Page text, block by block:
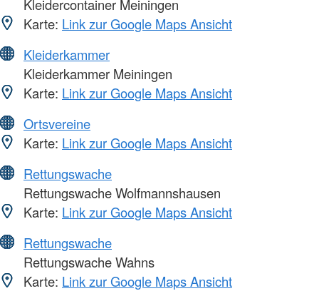
Kleidercontainer Meiningen
Karte: Link zur Google Maps Ansicht
Kleiderkammer
Kleiderkammer Meiningen
Karte: Link zur Google Maps Ansicht
Ortsvereine
Karte: Link zur Google Maps Ansicht
Rettungswache
Rettungswache Wolfmannshausen
Karte: Link zur Google Maps Ansicht
Rettungswache
Rettungswache Wahns
Karte: Link zur Google Maps Ansicht